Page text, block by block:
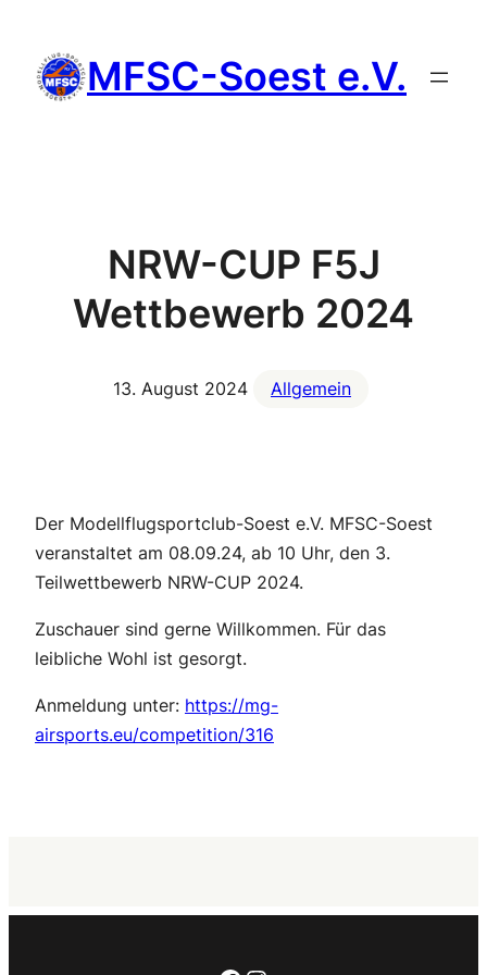
content
MFSC-Soest e.V.
NRW-CUP F5J
Wettbewerb 2024
13. August 2024 Allgemein
Der Modellflugsportclub-Soest e.V. MFSC-Soest
veranstaltet am 08.09.24, ab 10 Uhr, den 3.
Teilwettbewerb NRW-CUP 2024.
Zuschauer sind gerne Willkommen. Für das
leibliche Wohl ist gesorgt.
Anmeldung unter: https://mg-
airsports.eu/competition/316